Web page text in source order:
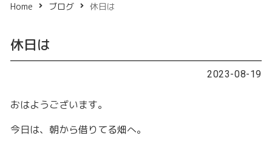
Home ブログ 休日は
休日は
2023-08-19
おはようございます。
今日は、朝から借りてる畑へ。